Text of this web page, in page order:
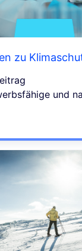
zu
und